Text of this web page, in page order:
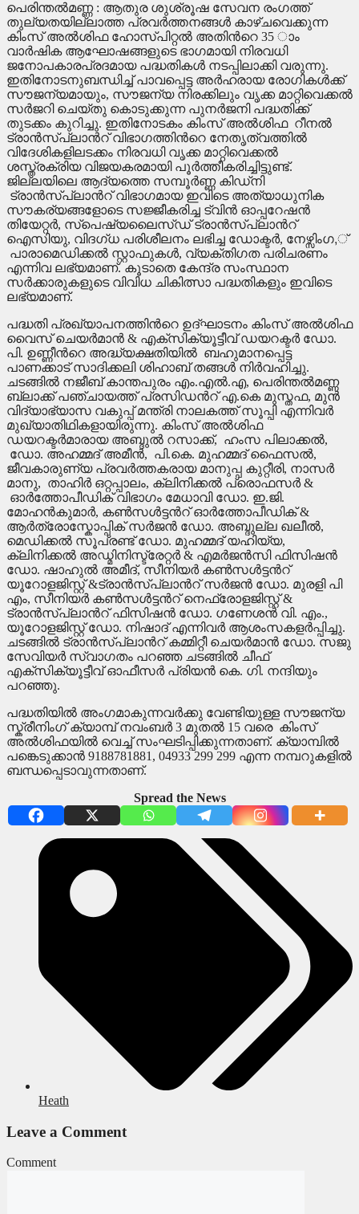
പെരിന്തല്‍മണ്ണ : ആതുര ശുശ്രൂഷ സേവന രംഗത്ത്
തുല്യതയില്ലാത്ത പ്രവര്‍ത്തനങ്ങള്‍ കാഴ്ചവെക്കുന്ന
കിംസ് അല്‍ശിഫ ഹോസ്പിറ്റല്‍ അതിന്‍റെ 35 ാം
വാര്‍ഷിക ആഘോഷങ്ങളുടെ ഭാഗമായി നിരവധി
ജനോപകാരപ്രദമായ പദ്ധതികള്‍ നടപ്പിലാക്കി വരുന്നു.
ഇതിനോടനുബന്ധിച്ച് പാവപ്പെട്ട അര്‍ഹരായ രോഗികള്‍ക്ക്
സൗജന്യമായും, സൗജന്യ നിരക്കിലും വൃക്ക മാറ്റിവെക്കല്‍
സര്‍ജറി ചെയ്തു കൊടുക്കുന്ന പുനര്‍ജനി പദ്ധതിക്ക്
തുടക്കം കുറിച്ചു. ഇതിനോടകം കിംസ് അല്‍ശിഫ റീനല്‍
ട്രാന്‍സ്പ്ലാന്‍റ് വിഭാഗത്തിന്‍റെ നേതൃത്വത്തില്‍
വിദേശികളിലടക്കം നിരവധി വൃക്ക മാറ്റിവെക്കല്‍
ശസ്ത്രക്രിയ വിജയകരമായി പൂര്‍ത്തീകരിച്ചിട്ടുണ്ട്.
ജില്ലയിലെ ആദ്യത്തെ സമ്പൂര്‍ണ്ണ കിഡ്നി
ട്രാന്‍സ്പ്ലാന്‍റ് വിഭാഗമായ ഇവിടെ അത്യാധുനിക
സൗകര്യങ്ങളോടെ സജ്ജീകരിച്ച ട്വിന്‍ ഓപ്പറേഷന്‍
തിയേറ്റര്‍, സ്പെഷ്യലൈസ്ഡ് ട്രാന്‍സ്പ്ലാന്‍റ്
ഐസിയു, വിദഗ്ധ പരിശീലനം ലഭിച്ച ഡോക്ടര്‍, നേഴ്സിംഗ,്
പാരാമെഡിക്കല്‍ സ്റ്റാഫുകള്‍, വ്യക്തിഗത പരിചരണം
എന്നിവ ലഭ്യമാണ്. കൂടാതെ കേന്ദ്ര സംസ്ഥാന
സര്‍ക്കാരുകളുടെ വിവിധ ചികിത്സാ പദ്ധതികളും ഇവിടെ
ലഭ്യമാണ്.
പദ്ധതി പ്രഖ്യാപനത്തിന്‍റെ ഉദ്ഘാടനം കിംസ് അല്‍ശിഫ
വൈസ് ചെയര്‍മാന്‍ & എക്സിക്യൂട്ടീവ് ഡയറക്ടര്‍ ഡോ.
പി. ഉണ്ണീന്‍റെ അദ്ധ്യക്ഷതിയില്‍ ബഹുമാനപ്പെട്ട
പാണക്കാട് സാദിക്കലി ശിഹാബ് തങ്ങള്‍ നിര്‍വഹിച്ചു.
ചടങ്ങില്‍ നജീബ് കാന്തപുരം എം.എല്‍.എ, പെരിന്തല്‍മണ്ണ
ബ്ലാക്ക് പഞ്ചായത്ത് പ്രസിഡന്‍റ് എ.കെ മുസ്തഫ, മുന്‍
വിദ്യാഭ്യാസ വകുപ്പ് മന്ത്രി നാലകത്ത് സൂപ്പി എന്നിവര്‍
മുഖ്യാതിഥികളായിരുന്നു. കിംസ് അല്‍ശിഫ
ഡയറക്ടര്‍മാരായ അബ്ദുല്‍ റസാക്ക്, ഹംസ പിലാക്കല്‍,
ഡോ. അഹമ്മദ് അമീന്‍, പി.കെ. മുഹമ്മദ് ഫൈസല്‍,
ജീവകാരുണ്യ പ്രവര്‍ത്തകരായ മാനുപ്പ കുറ്റീരി, നാസര്‍
മാനു, താഹിര്‍ ഒറ്റപ്പാലം, ക്ലിനിക്കല്‍ പ്രൊഫസര്‍ &
ഓര്‍ത്തോപീഡിക് വിഭാഗം മേധാവി ഡോ. ഇ.ജി.
മോഹന്‍കുമാര്‍, കണ്‍സള്‍ട്ടന്‍റ് ഓര്‍ത്തോപീഡിക് &
ആര്‍ത്രോസ്കോപ്പിക് സര്‍ജന്‍ ഡോ. അബ്ദുല്ല ഖലീല്‍,
മെഡിക്കല്‍ സൂപ്രണ്ട് ഡോ. മുഹമ്മദ് യഹിയ്യ,
ക്ലിനിക്കല്‍ അഡ്മിനിസ്ട്രേറ്റര്‍ & എമര്‍ജന്‍സി ഫിസിഷന്‍
ഡോ. ഷാഹുല്‍ അമീദ്, സീനിയര്‍ കണ്‍സള്‍ട്ടന്‍റ്
യൂറോളജിസ്റ്റ് &ട്രാന്‍സ്പ്ലാന്‍റ് സര്‍ജന്‍ ഡോ. മുരളി പി
എം, സീനിയര്‍ കണ്‍സള്‍ട്ടന്‍റ് നെഫ്രോളജിസ്റ്റ് &
ട്രാന്‍സ്പ്ലാന്‍റ് ഫിസിഷന്‍ ഡോ. ഗണേശന്‍ വി. എം.,
യൂറോളജിസ്റ്റ് ഡോ. നിഷാദ് എന്നിവര്‍ ആശംസകളര്‍പ്പിച്ചു.
ചടങ്ങില്‍ ട്രാന്‍സ്പ്ലാന്‍റ് കമ്മിറ്റീ ചെയര്‍മാന്‍ ഡോ. സജു
സേവിയര്‍ സ്വാഗതം പറഞ്ഞ ചടങ്ങില്‍ ചീഫ്
എക്സിക്യൂട്ടീവ് ഓഫീസര്‍ പ്രിയന്‍ കെ. ഗി. നന്ദിയും
പറഞ്ഞു.
പദ്ധതിയില്‍ അംഗമാകുന്നവര്‍ക്കു വേണ്ടിയുള്ള സൗജന്യ
സ്ക്രീനിംഗ് ക്യാമ്പ് നവംബര്‍ 3 മുതല്‍ 15 വരെ കിംസ്
അല്‍ശിഫയില്‍ വെച്ച് സംഘടിപ്പിക്കുന്നതാണ്. ക്യാമ്പില്‍
പങ്കെടുക്കാന്‍ 9188781881, 04933 299 299 എന്ന നമ്പറുകളില്‍
ബന്ധപ്പെടാവുന്നതാണ്.
Spread the News
Heath
Leave a Comment
Comment